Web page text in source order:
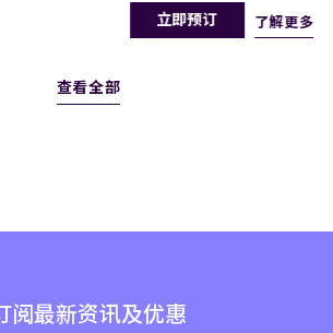
了解更多
查看全部
阅最新资讯及优惠